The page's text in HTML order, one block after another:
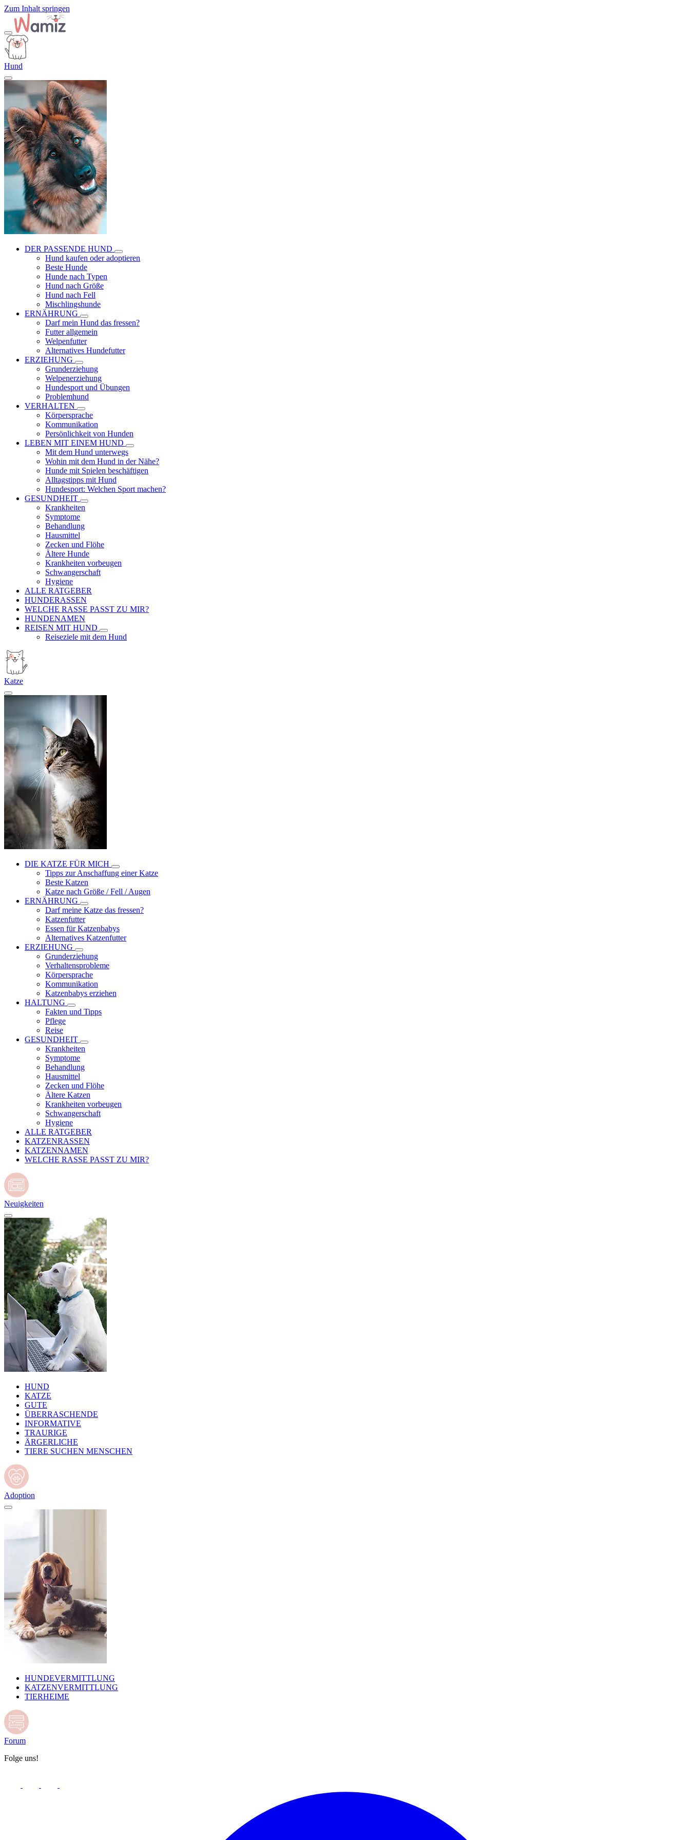
Zum Inhalt springen
Hund
DER PASSENDE HUND
Hund kaufen oder adoptieren
Beste Hunde
Hunde nach Typen
Hund nach Größe
Hund nach Fell
Mischlingshunde
ERNÄHRUNG
Darf mein Hund das fressen?
Futter allgemein
Welpenfutter
Alternatives Hundefutter
ERZIEHUNG
Grunderziehung
Welpenerziehung
Hundesport und Übungen
Problemhund
VERHALTEN
Körpersprache
Kommunikation
Persönlichkeit von Hunden
LEBEN MIT EINEM HUND
Mit dem Hund unterwegs
Wohin mit dem Hund in der Nähe?
Hunde mit Spielen beschäftigen
Alltagstipps mit Hund
Hundesport: Welchen Sport machen?
GESUNDHEIT
Krankheiten
Symptome
Behandlung
Hausmittel
Zecken und Flöhe
Ältere Hunde
Krankheiten vorbeugen
Schwangerschaft
Hygiene
ALLE RATGEBER
HUNDERASSEN
WELCHE RASSE PASST ZU MIR?
HUNDENAMEN
REISEN MIT HUND
Reiseziele mit dem Hund
Katze
DIE KATZE FÜR MICH
Tipps zur Anschaffung einer Katze
Beste Katzen
Katze nach Größe / Fell / Augen
ERNÄHRUNG
Darf meine Katze das fressen?
Katzenfutter
Essen für Katzenbabys
Alternatives Katzenfutter
ERZIEHUNG
Grunderziehung
Verhaltensprobleme
Körpersprache
Kommunikation
Katzenbabys erziehen
HALTUNG
Fakten und Tipps
Pflege
Reise
GESUNDHEIT
Krankheiten
Symptome
Behandlung
Hausmittel
Zecken und Flöhe
Ältere Katzen
Krankheiten vorbeugen
Schwangerschaft
Hygiene
ALLE RATGEBER
KATZENRASSEN
KATZENNAMEN
WELCHE RASSE PASST ZU MIR?
Neuigkeiten
HUND
KATZE
GUTE
ÜBERRASCHENDE
INFORMATIVE
TRAURIGE
ÄRGERLICHE
TIERE SUCHEN MENSCHEN
Adoption
HUNDEVERMITTLUNG
KATZENVERMITTLUNG
TIERHEIME
Forum
Folge uns!